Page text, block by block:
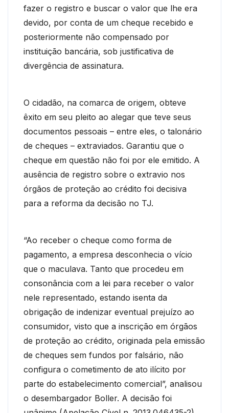
fazer o registro e buscar o valor que lhe era
devido, por conta de um cheque recebido e
posteriormente não compensado por
instituição bancária, sob justificativa de
divergência de assinatura.
O cidadão, na comarca de origem, obteve
êxito em seu pleito ao alegar que teve seus
documentos pessoais – entre eles, o talonário
de cheques – extraviados. Garantiu que o
cheque em questão não foi por ele emitido. A
ausência de registro sobre o extravio nos
órgãos de proteção ao crédito foi decisiva
para a reforma da decisão no TJ.
“Ao receber o cheque como forma de
pagamento, a empresa desconhecia o vício
que o maculava. Tanto que procedeu em
consonância com a lei para receber o valor
nele representado, estando isenta da
obrigação de indenizar eventual prejuízo ao
consumidor, visto que a inscrição em órgãos
de proteção ao crédito, originada pela emissão
de cheques sem fundos por falsário, não
configura o cometimento de ato ilícito por
parte do estabelecimento comercial”, analisou
o desembargador Boller. A decisão foi